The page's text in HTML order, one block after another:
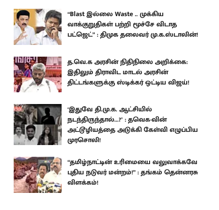
“Blast இல்லை Waste .. முக்கிய
வாக்குறுதிகள் பற்றி மூச்சே விடாத
பட்ஜெட்” : திமுக தலைவர் மு.க.ஸ்டாலின்!
த.வெ.க அரசின் நிதிநிலை அறிக்கை:
இதிலும் திராவிட மாடல் அரசின்
திட்டங்களுக்கு ஸ்டிக்கர் ஒட்டிய விஜய்!
‘இதுவே தி.மு.க. ஆட்சியில்
நடந்திருந்தால்...?’ : தவெக-வின்
அட்டூழியத்தை அடுக்கி கேள்வி எழுப்பிய
முரசொலி!
“தமிழ்நாட்டின் உரிமையை வலுவாக்கவே
புதிய நடுவர் மன்றம்!” : தங்கம் தென்னரசு
விளக்கம்!